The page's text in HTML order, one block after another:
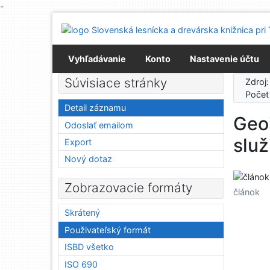
-
Prejsť na menu
Prehlásenie o webovej prístupnosti
Vyhľadávanie
Konto Nastavenie účtu
článok
Súvisiace stránky
Detail záznamu
Odoslať emailom
Export
Nový dotaz
Zobrazovacie formáty
Skrátený
Použivateľský formát
ISBD všetko
ISO 690